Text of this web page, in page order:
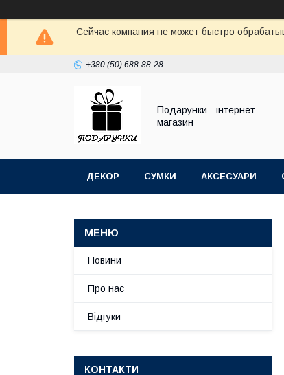
Сейчас компания не может быстро
+380 (50) 688-88-28
Подарунки - інтернет-
магазин
ДЕКОР СУМКИ АКСЕСУАРИ
Новини
Про нас
Відгуки
КОНТАКТИ